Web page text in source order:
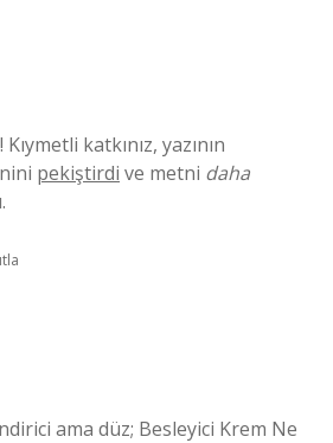
katkınız, yazının
pekiştirdi ve metni daha
ama düz; Besleyici Krem Ne